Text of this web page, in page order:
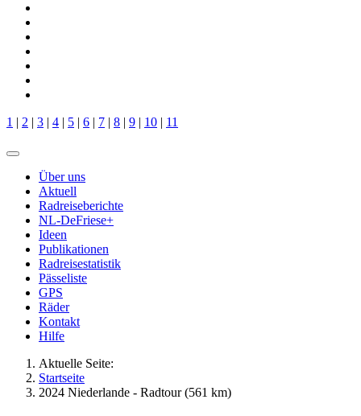
1 | 2 | 3 | 4 | 5 | 6 | 7 | 8 | 9 | 10 | 11
Über uns
Aktuell
Radreiseberichte
NL-DeFriese+
Ideen
Publikationen
Radreisestatistik
Pässeliste
GPS
Räder
Kontakt
Hilfe
Aktuelle Seite:
Startseite
2024 Niederlande - Radtour (561 km)